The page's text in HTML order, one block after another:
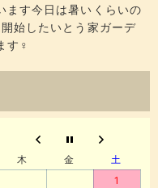
ます今日は暑いくらいの
始したいとう家ガーデ
す‍♀️
木 金
土
1